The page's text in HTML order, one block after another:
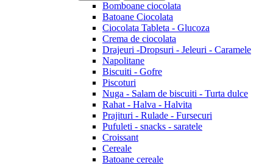
Bomboane ciocolata
Batoane Ciocolata
Ciocolata Tableta - Glucoza
Crema de ciocolata
Drajeuri -Dropsuri - Jeleuri - Caramele
Napolitane
Biscuiti - Gofre
Piscoturi
Nuga - Salam de biscuiti - Turta dulce
Rahat - Halva - Halvita
Prajituri - Rulade - Fursecuri
Pufuleti - snacks - saratele
Croissant
Cereale
Batoane cereale